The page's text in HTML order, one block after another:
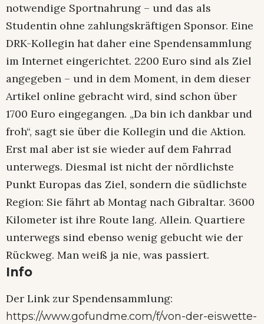
notwendige Sportnahrung – und das als
Studentin ohne zahlungskräftigen Sponsor. Eine
DRK-Kollegin hat daher eine Spendensammlung
im Internet eingerichtet. 2200 Euro sind als Ziel
angegeben – und in dem Moment, in dem dieser
Artikel online gebracht wird, sind schon über
1700 Euro eingegangen. „Da bin ich dankbar und
froh“, sagt sie über die Kollegin und die Aktion.
Erst mal aber ist sie wieder auf dem Fahrrad
unterwegs. Diesmal ist nicht der nördlichste
Punkt Europas das Ziel, sondern die südlichste
Region: Sie fährt ab Montag nach Gibraltar. 3600
Kilometer ist ihre Route lang. Allein. Quartiere
unterwegs sind ebenso wenig gebucht wie der
Rückweg. Man weiß ja nie, was passiert.
Info
Der Link zur Spendensammlung:
https://www.gofundme.com/f/von-der-eiswette-